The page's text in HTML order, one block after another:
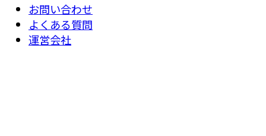
お問い合わせ
よくある質問
運営会社